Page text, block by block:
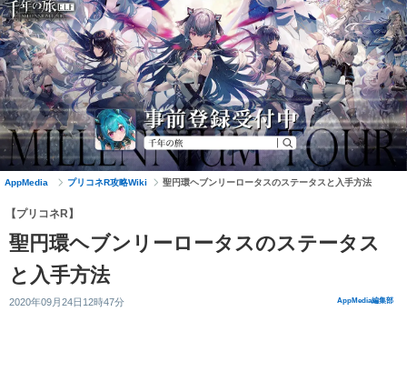
AppMedia プリコネR攻略Wiki 聖円環ヘブンリーロータスのステータスと入手方法
【プリコネR】
聖円環ヘブンリーロータスのステータス
と入手方法
2020年09月24日12時47分 AppMedia編集部